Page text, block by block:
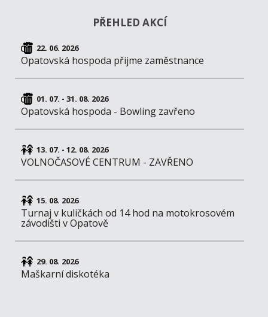
PŘEHLED AKCÍ
22. 06. 2026
Opatovská hospoda přijme zaměstnance
01. 07. - 31. 08. 2026
Opatovská hospoda - Bowling zavřeno
13. 07. - 12. 08. 2026
VOLNOČASOVÉ CENTRUM - ZAVŘENO
15. 08. 2026
Turnaj v kuličkách od 14 hod na motokrosovém
závodišti v Opatově
29. 08. 2026
Maškarní diskotéka